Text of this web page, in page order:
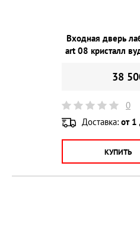
Входная дверь
art 08 кристалл
38
0
Доставка: от 1
КУПИТЬ